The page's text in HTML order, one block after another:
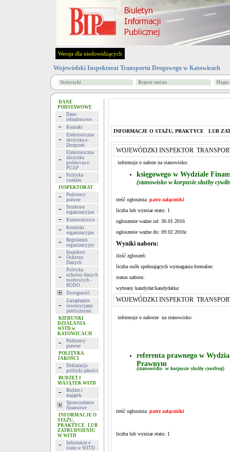
Wersja dla niedowidzących
Wojewódzki Inspektorat Transportu Drogowego w Katowicach
Statystyki Rejestr zmian Mapa
DANE
PODSTAWOWE
Dane
teleadresowe
Kontakt
Elektroniczna
skrzynka e-
Doręczeń
Elektroniczna
skrzynka
podawcza e-
PUAP
Polityka
cookies
INSPEKTORAT
Podstawy
prawne
Struktura
organizacyjna
Kierownictwo
Komórki
organizacyjne
Regulamin
organizacyjny
Inspektor
Ochrony
Danych
Polityka
ochrony danych
osobowych -
RODO
Dostępność
Zarządzanie
inwestycjami
publicznymi
KIERUNKI
DZIAŁANIA
WITD w
KATOWICACH
Podstawy
prawne
POLITYKA
JAKOŚCI
Deklaracja
polityki jakości
BUDŻET I
MAJĄTEK WITD
Budżet i
majątek
Sprawozdanie
finansowe
INFORMACJE O
STAŻU,
PRAKTYCE LUB
ZATRUDNIENIU
W WITD
Informacje o
stażu w WITD
INFORMACJE O STAŻU, PRAKTYCE LUB
WOJEWÓDZKI INSPEKTOR
informuje o nabrze na stanowisko:
księgowego w Wydziale
(stanowisko w korpusie służby
treść ogłosznia: patrz załączniki
liczba lub wymiar etatu: 1
ogłoszenie ważne od: 30.01.2016
ogłoszenie ważne do: 09.02.2016r.
Wyniki naboru:
ilość zgłoszeń:
liczba osób spełniających wymagania formalne:
status naboru:
wybrany kandydat/kandydatka:
WOJEWÓDZKI INSPEKTOR
informuje o naborze na stanowisko:
referenta prawnego w
Prawnym
(stanowisko w korpusie służby cywilnej)
treść ogłosznia: patrz załączniki
liczba lub wymiar etatu: 1